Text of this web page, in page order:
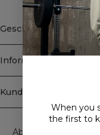
Geschäft
Information
Kundendienst
Abonnieren Sie
When you
the first to